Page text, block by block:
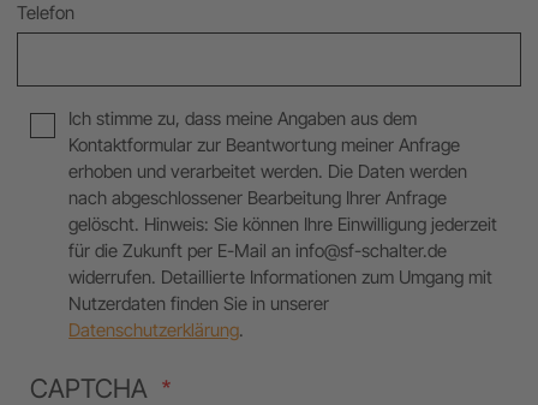
Telefon
Ich stimme zu, dass meine Angaben aus dem
Kontaktformular zur Beantwortung meiner Anfrage
erhoben und verarbeitet werden. Die Daten werden
nach abgeschlossener Bearbeitung Ihrer Anfrage
gelöscht. Hinweis: Sie können Ihre Einwilligung jederzeit
für die Zukunft per E-Mail an info@sf-schalter.de
widerrufen. Detaillierte Informationen zum Umgang mit
Nutzerdaten finden Sie in unserer
Datenschutzerklärung.
CAPTCHA